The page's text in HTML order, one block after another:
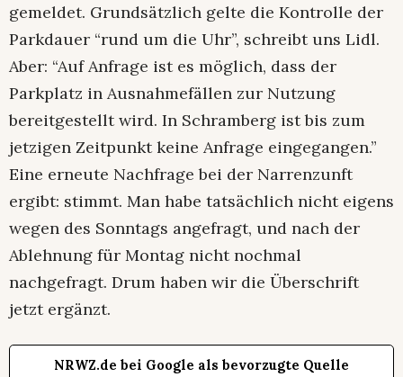
gemeldet. Grundsätzlich gelte die Kontrolle der
Parkdauer “rund um die Uhr”, schreibt uns Lidl.
Aber: “Auf Anfrage ist es möglich, dass der
Parkplatz in Ausnahmefällen zur Nutzung
bereitgestellt wird. In Schramberg ist bis zum
jetzigen Zeitpunkt keine Anfrage eingegangen.”
Eine erneute Nachfrage bei der Narrenzunft
ergibt: stimmt. Man habe tatsächlich nicht eigens
wegen des Sonntags angefragt, und nach der
Ablehnung für Montag nicht nochmal
nachgefragt. Drum haben wir die Überschrift
jetzt ergänzt.
NRWZ.de bei Google als bevorzugte Quelle